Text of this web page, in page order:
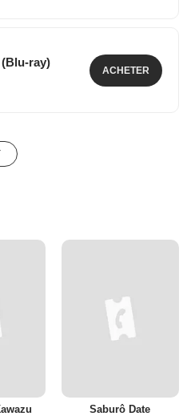
ray)
ACHETER
Saburô Date